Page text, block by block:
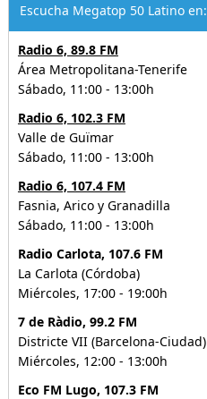
Escucha Megatop 50 Latino en:
Radio 6, 89.8 FM
Área Metropolitana-Tenerife
Sábado, 11:00 - 13:00h
Radio 6, 102.3 FM
Valle de Guïmar
Sábado, 11:00 - 13:00h
Radio 6, 107.4 FM
Fasnia, Arico y Granadilla
Sábado, 11:00 - 13:00h
Radio Carlota, 107.6 FM
La Carlota (Córdoba)
Miércoles, 17:00 - 19:00h
7 de Ràdio, 99.2 FM
Districte VII (Barcelona-Ciudad)
Miércoles, 12:00 - 13:00h
Eco FM Lugo, 107.3 FM